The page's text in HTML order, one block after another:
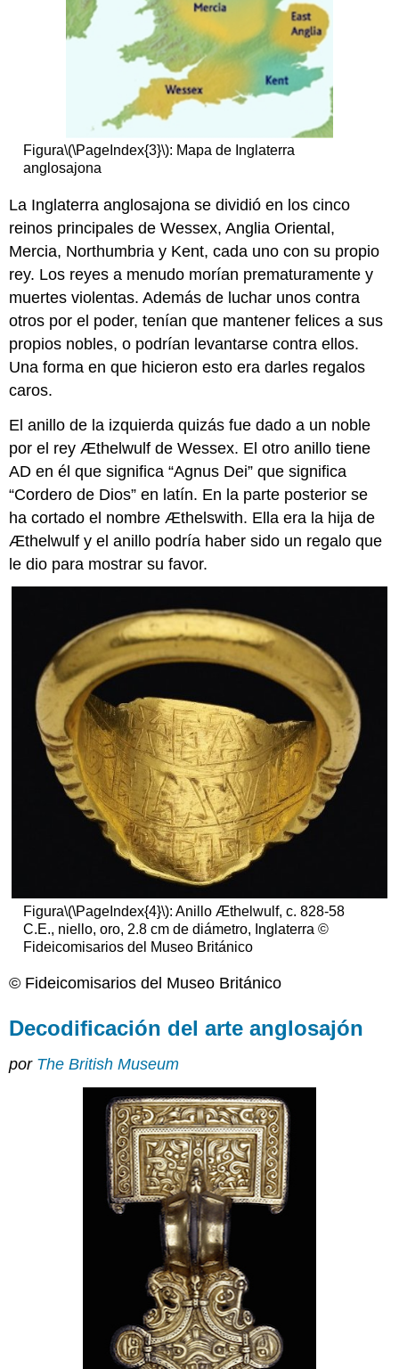
monedero
Lecturas
sugeridas:
Imágenes
Smarthistory
para
la
enseñanza
el
aprendizaje:
El
casco
Hoo
Una
reconstrucción
Una
restauración
anterior
Lecturas
sugeridas:
Smarthistory
para
enseñanza
y
el
aprendizaje:
Evangelios
de
Lindisfarne
Recursos
adicionales:
Códice
completa
más
antigua
adicionales:
salterio
Utrecht
Recursos
adicionales:
Figura\(\PageIndex{3}\): Mapa de Inglaterra
anglosajona
La Inglaterra anglosajona se dividió en los cinco
reinos principales de Wessex, Anglia Oriental,
Mercia, Northumbria y Kent, cada uno con su propio
rey. Los reyes a menudo morían prematuramente y
muertes violentas. Además de luchar unos contra
otros por el poder, tenían que mantener felices a sus
propios nobles, o podrían levantarse contra ellos.
Una forma en que hicieron esto era darles regalos
caros.
El anillo de la izquierda quizás fue dado a un noble
por el rey Æthelwulf de Wessex. El otro anillo tiene
AD en él que significa “Agnus Dei” que significa
“Cordero de Dios” en latín. En la parte posterior se
ha cortado el nombre Æthelswith. Ella era la hija de
Æthelwulf y el anillo podría haber sido un regalo que
le dio para mostrar su favor.
Figura\(\PageIndex{4}\): Anillo Æthelwulf, c. 828-58
C.E., niello, oro, 2.8 cm de diámetro, Inglaterra ©
Fideicomisarios del Museo Británico
© Fideicomisarios del Museo Británico
Decodificación del arte anglosajón
por The British Museum